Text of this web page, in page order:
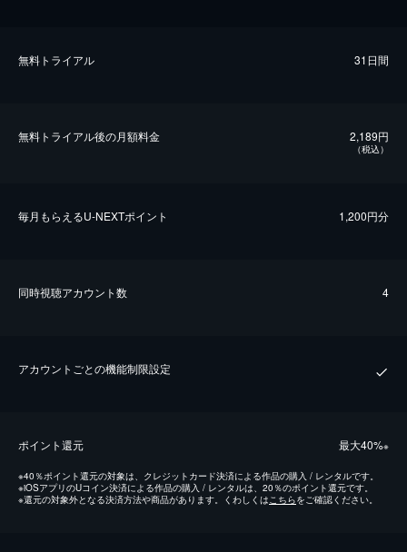
無料トライアル 31日間
無料トライアル後の⽉額料金 2,189円
（税込）
毎⽉もらえるU-NEXTポイント 1,200円分
同時視聴アカウント数 4
アカウントごとの機能制限設定
ポイント還元 最⼤40%※
※40％ポイント還元の対象は、クレジットカード決済による作品の購入 / レンタルです。
※iOSアプリのUコイン決済による作品の購入 / レンタルは、20％のポイント還元です。
※還元の対象外となる決済方法や商品があります。くわしくは こちらをご確認ください。